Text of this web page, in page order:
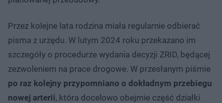
Przez kolejne lata rodzina miała regularnie odbierać
pisma z urzędu. W lutym 2024 roku przekazano im
szczegóły o procedurze wydania decyzji ZRID, będącej
zezwoleniem na prace drogowe. W przesłanym piśmie
po raz kolejny przypomniano o dokładnym przebiegu
nowej arterii, która docelowo obejmie część działki